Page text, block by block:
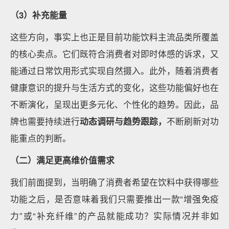
（3）补充能量
这些方向，事实上也正是目前功能饮料主流品类所覆盖
的核心卖点。它们既符合消费者对即时体感的诉求，又
能通过日常饮用形式实现自然摄入。此外，随着消费者
健康意识的提升与生活方式的变化，这些功能偏好也在
不断演化，呈现出更多元化、个性化的趋势。因此，品
牌也需要持续进行动态调研与趋势跟踪， 不断刷新对功
能重点的判断。
（二）满足更高维价值需求
我们前面提到，当明确了消费者希望在饮料中获得哪些
功能之后，是否意味着我们只需要推出一款“增强免疫
力”或“补充纤维”的产品就能成功？实际情况并非如